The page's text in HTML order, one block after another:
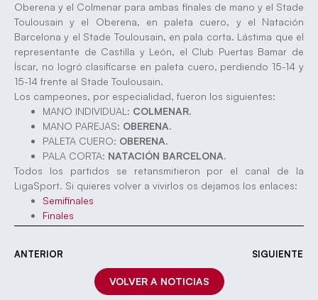
Oberena y el Colmenar para ambas finales de mano y el Stade
Toulousain y el Oberena, en paleta cuero, y el Natación
Barcelona y el Stade Toulousain, en pala corta. Lástima que el
representante de Castilla y León, el Club Puertas Bamar de
Íscar, no logró clasificarse en paleta cuero, perdiendo 15-14 y
15-14 frente al Stade Toulousain.
Los campeones, por especialidad, fueron los siguientes:
MANO INDIVIDUAL: COLMENAR.
MANO PAREJAS: OBERENA.
PALETA CUERO: OBERENA.
PALA CORTA: NATACIÓN BARCELONA.
Todos los partidos se retansmitieron por el canal de la
LigaSport. Si quieres volver a vivirlos os dejamos los enlaces:
Semifinales
Finales
ANTERIOR SIGUIENTE
VOLVER A NOTICIAS